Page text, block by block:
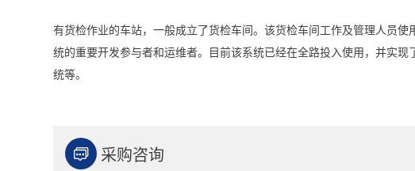
有货检作业的车站，一般成立了货检车间。该货检车间工作及管理人员
统的重要开发参与者和运维者。目前该系统已经在全路投入使用，并实
统等。
 采购咨询